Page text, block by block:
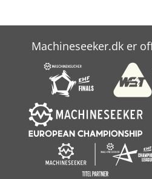
Machineseeker.dk er